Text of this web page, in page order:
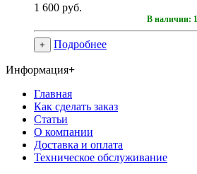
1 600 руб.
В наличии: 1
+ Подробнее
Информация+
Главная
Как сделать заказ
Статьи
О компании
Доставка и оплата
Техническое обслуживание